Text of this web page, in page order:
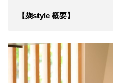
【麹style 概要】